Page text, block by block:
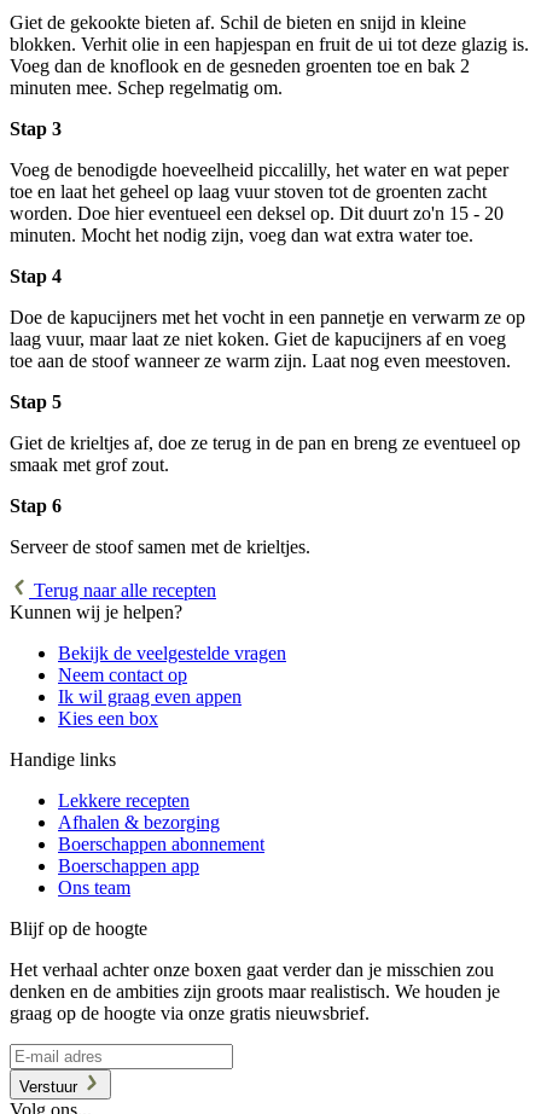
Giet de gekookte bieten af. Schil de bieten en snijd in kleine
blokken. Verhit olie in een hapjespan en fruit de ui tot deze glazig is.
Voeg dan de knoflook en de gesneden groenten toe en bak 2
minuten mee. Schep regelmatig om.
Stap 3
Voeg de benodigde hoeveelheid piccalilly, het water en wat peper
toe en laat het geheel op laag vuur stoven tot de groenten zacht
worden. Doe hier eventueel een deksel op. Dit duurt zo'n 15 - 20
minuten. Mocht het nodig zijn, voeg dan wat extra water toe.
Stap 4
Doe de kapucijners met het vocht in een pannetje en verwarm ze op
laag vuur, maar laat ze niet koken. Giet de kapucijners af en voeg
toe aan de stoof wanneer ze warm zijn. Laat nog even meestoven.
Stap 5
Giet de krieltjes af, doe ze terug in de pan en breng ze eventueel op
smaak met grof zout.
Stap 6
Serveer de stoof samen met de krieltjes.
Terug naar alle recepten
Kunnen wij je helpen?
Bekijk de veelgestelde vragen
Neem contact op
Ik wil graag even appen
Kies een box
Handige links
Lekkere recepten
Afhalen & bezorging
Boerschappen abonnement
Boerschappen app
Ons team
Blijf op de hoogte
Het verhaal achter onze boxen gaat verder dan je misschien zou
denken en de ambities zijn groots maar realistisch. We houden je
graag op de hoogte via onze gratis nieuwsbrief.
Verstuur